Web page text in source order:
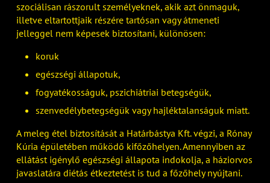
szociálisan rászorult személyeknek, akik azt önmaguk,
illetve eltartottjaik részére tartósan vagy átmeneti
jelleggel nem képesek biztosítani, különösen:
koruk
egészségi állapotuk,
fogyatékosságuk, pszichiátriai betegségük,
szenvedélybetegségük vagy hajléktalanságuk miatt.
A meleg étel biztosítását a Határbástya Kft. végzi, a Rónay
Kúria épületében működő kifőzőhelyen. Amennyiben az
ellátást igénylő egészségi állapota indokolja, a háziorvos
javaslatára diétás étkeztetést is tud a főzőhely nyújtani.